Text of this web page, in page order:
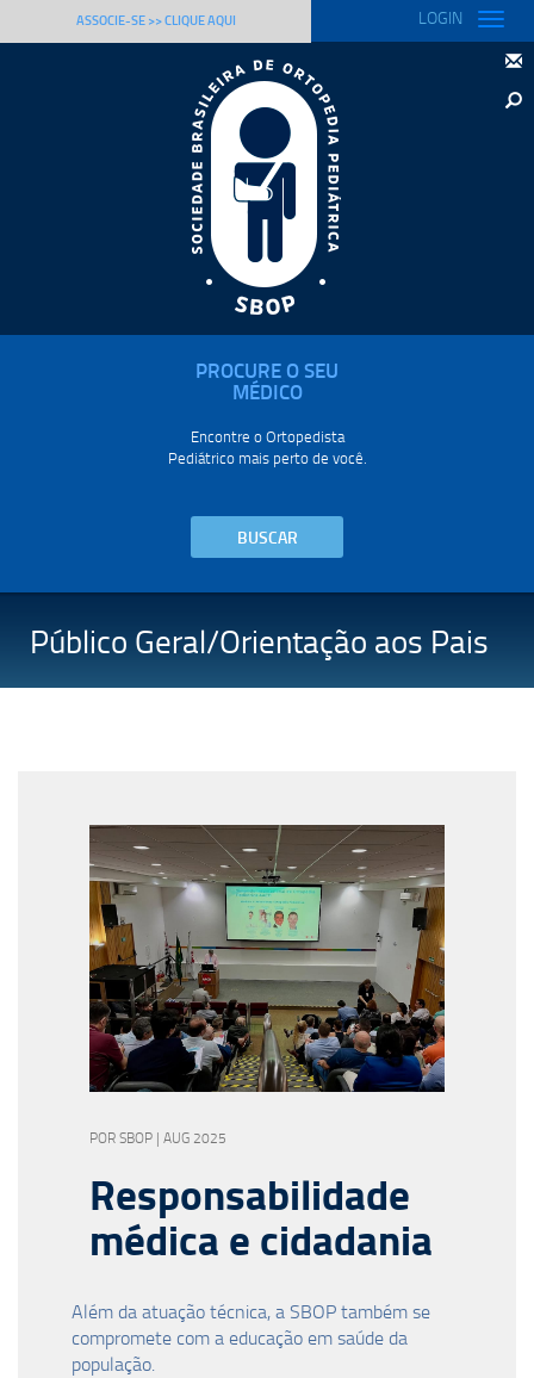
ASSOCIE-SE >> CLIQUE AQUI LOGIN
Toggle
PROCURE O SEU
MÉDICO
Encontre o Ortopedista
Pediátrico mais perto de você.
BUSCAR
Público Geral/Orientação aos Pais
POR SBOP | AUG 2025
Responsabilidade
médica e cidadania
Além da atuação técnica, a SBOP também se
compromete com a educação em saúde da
população.